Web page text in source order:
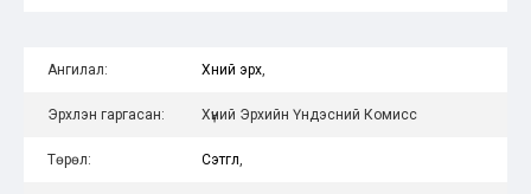
Ангилал: Хүний эрх,
Эрхлэн гаргасан: Хүний Эрхийн Үндэсний Комисс
Төрөл: Сэтгүүл,